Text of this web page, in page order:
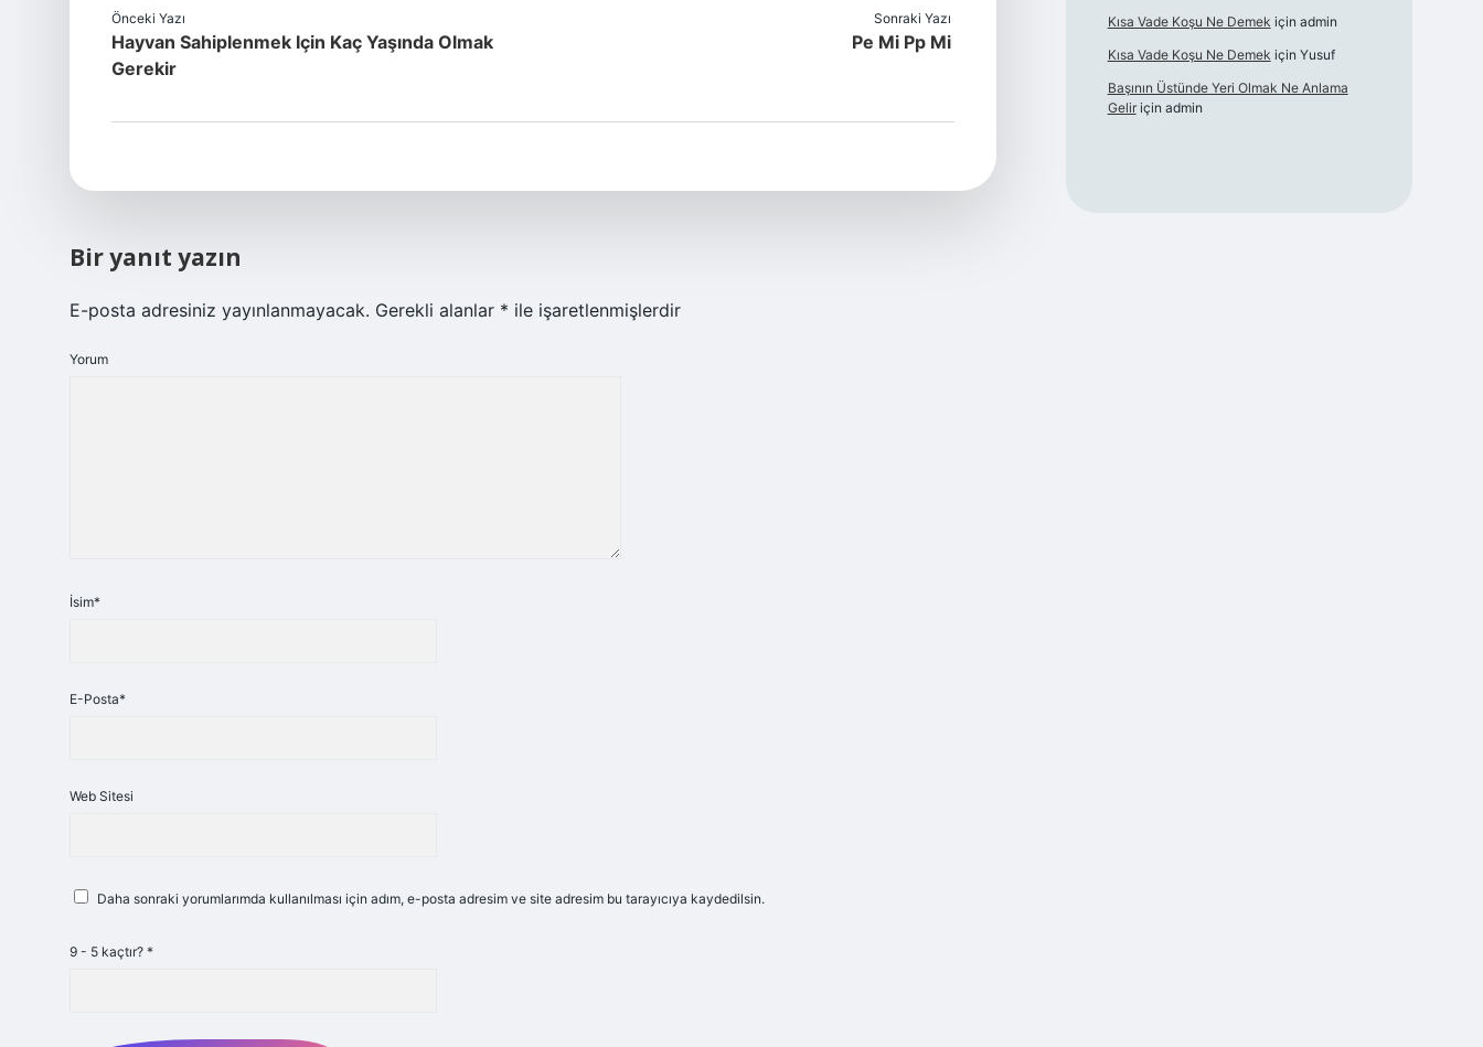
Önceki Yazı
Hayvan Sahiplenmek Için Kaç Yaşında Olmak
Gerekir
Sonraki Yazı
Pe Mi Pp Mi
Bir yanıt yazın
E-posta adresiniz yayınlanmayacak. Gerekli alanlar * ile işaretlenmişlerdir
Yorum
İsim*
E-Posta*
Web Sitesi
Daha sonraki yorumlarımda kullanılması için adım, e-posta adresim ve site adresim bu tarayıcıya kaydedilsin.
9 - 5 kaçtır? *
Kısa Vade Koşu Ne Demek için admin
Kısa Vade Koşu Ne Demek için Yusuf
Başının Üstünde Yeri Olmak Ne Anlama
Geliriçin admin